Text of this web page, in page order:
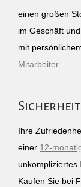
einen großen
im Geschäft
mit
Mitarbeiter.
Ihre
einer 12-
unkompliziertes
Kaufen Sie bei